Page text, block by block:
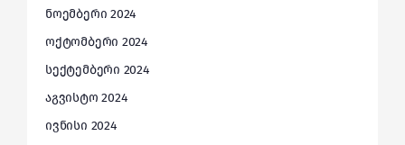
ნოემბერი 2024
ოქტომბერი 2024
სექტემბერი 2024
აგვისტო 2024
ივნისი 2024